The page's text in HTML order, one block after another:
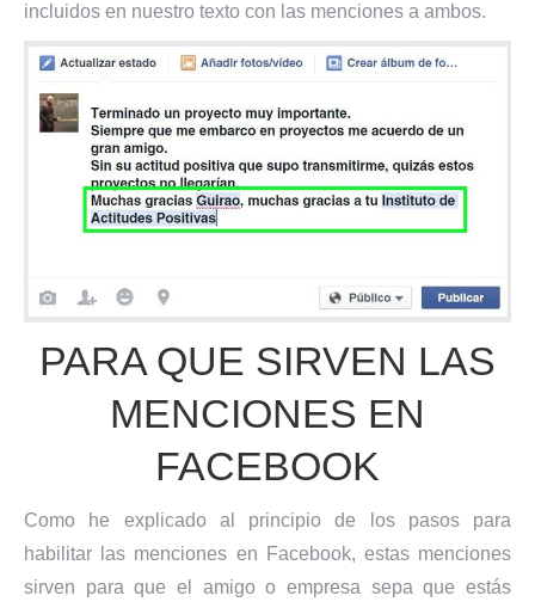
incluidos en nuestro texto con las menciones a ambos.
PARA QUE SIRVEN LAS
MENCIONES EN
FACEBOOK
Como he explicado al principio de los pasos para
habilitar las menciones en Facebook, estas menciones
sirven para que el amigo o empresa sepa que estás